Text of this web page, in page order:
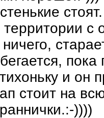
территории с
ничего,
и он
стоит на
))))